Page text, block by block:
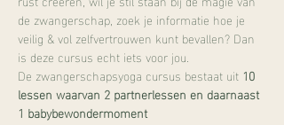
de zwangerschap, zoek je informatie hoe je
veilig & vol zelfvertrouwen kunt bevallen? Dan
is deze cursus echt iets voor jou.
De zwangerschapsyoga cursus bestaat uit 10
lessen waarvan 2 partnerlessen en daarnaast
1 babybewondermoment